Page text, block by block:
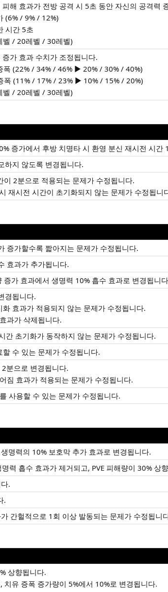
해 효과가 전방 공격 시 5초 동안 자신의 공격력
(6% / 9% / 12%)
시간 5초
벨 / 20레벨 / 30레벨)
가 효과 수치가 조정됩니다.
폭 (22% / 34% / 46% ▶ 20% / 30% / 40%)
폭 (11% / 17% / 23% ▶ 10% / 15% / 20%)
벨 / 20레벨 / 30레벨)
증가에서 후방 치명타 시 환영 분신 재시전 시간
하지 않도록 변경됩니다.
이 2분으로 적용되는 문제가 수정됩니다.
재시전 시간이 초기화되지 않는 문제가 수정됩니
증가할수록 짧아지는 문제가 수정됩니다.
효과가 추가됩니다.
가 효과에서 생명력 10% 흡수 효과로 변경됩니
경됩니다.
효과가 적용되지 않는 문제가 수정됩니다.
과가 삭제됩니다.
간 초기화가 동작하지 않는 문제가 수정됩니다.
수 있는 문제가 수정됩니다.
분으로 변경됩니다.
짐 효과가 적용되는 문제가 수정됩니다.
사용할 수 있는 문제가 수정됩니다.
명력의 10% 보호막 추가 효과로 변경됩니다.
력 흡수 효과가 제거되고, PVE 피해량이 30% 상
.
.
간헐적으로 1회 이상 발동되는 문제가 수정됩니
상향됩니다.
치유 증폭 증가량이 5%에서 10%로 변경됩니다.